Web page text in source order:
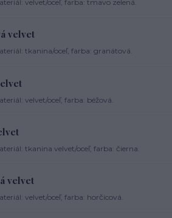
velvet/oceľ, farba: tmavo zelená.
velvet
tkanina/oceľ, farba: granátová.
velvet/oceľ, farba: béžová.
tkanina velvet/oceľ, farba: čierna.
velvet
velvet/oceľ, farba: horčicová.